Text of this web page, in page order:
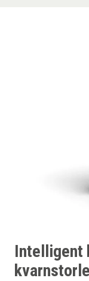
Intelligent